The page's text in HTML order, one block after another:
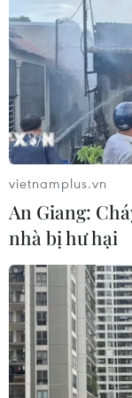
TIN LIÊN
Tỉnh Bình
đàn Hợp tác
04/12/2023 04:30
vietnamplus.vn
An Giang:
nhà bị hư hại